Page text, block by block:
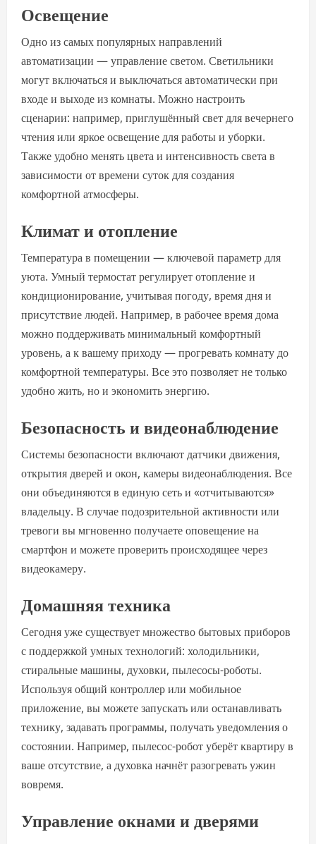
Освещение
Одно из самых популярных направлений
автоматизации — управление светом. Светильники
могут включаться и выключаться автоматически при
входе и выходе из комнаты. Можно настроить
сценарии: например, приглушённый свет для вечернего
чтения или яркое освещение для работы и уборки.
Также удобно менять цвета и интенсивность света в
зависимости от времени суток для создания
комфортной атмосферы.
Климат и отопление
Температура в помещении — ключевой параметр для
уюта. Умный термостат регулирует отопление и
кондиционирование, учитывая погоду, время дня и
присутствие людей. Например, в рабочее время дома
можно поддерживать минимальный комфортный
уровень, а к вашему приходу — прогревать комнату до
комфортной температуры. Все это позволяет не только
удобно жить, но и экономить энергию.
Безопасность и видеонаблюдение
Системы безопасности включают датчики движения,
открытия дверей и окон, камеры видеонаблюдения. Все
они объединяются в единую сеть и «отчитываются»
владельцу. В случае подозрительной активности или
тревоги вы мгновенно получаете оповещение на
смартфон и можете проверить происходящее через
видеокамеру.
Домашняя техника
Сегодня уже существует множество бытовых приборов
с поддержкой умных технологий: холодильники,
стиральные машины, духовки, пылесосы-роботы.
Используя общий контроллер или мобильное
приложение, вы можете запускать или останавливать
технику, задавать программы, получать уведомления о
состоянии. Например, пылесос-робот уберёт квартиру в
ваше отсутствие, а духовка начнёт разогревать ужин
вовремя.
Управление окнами и дверями